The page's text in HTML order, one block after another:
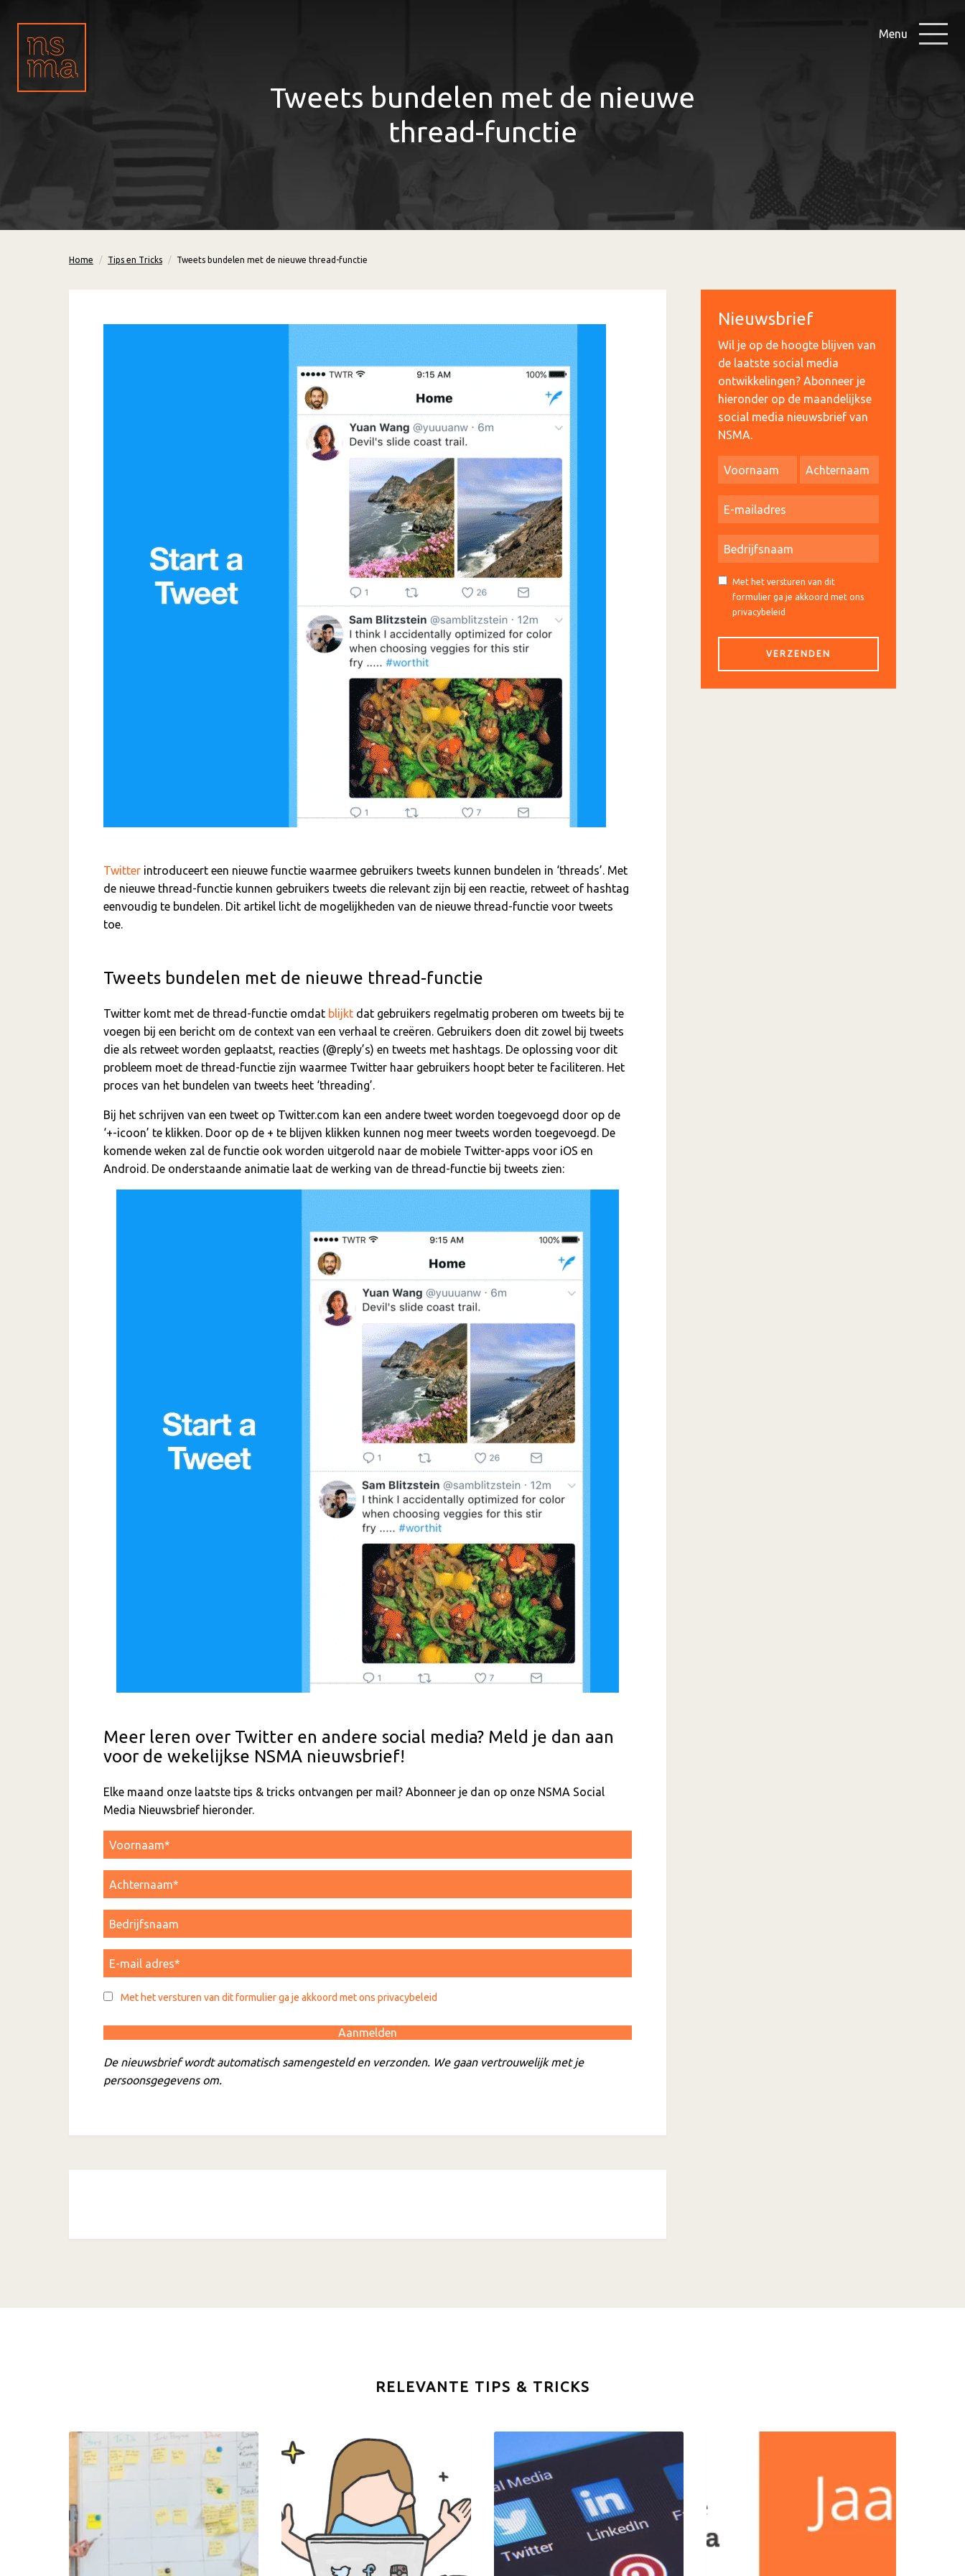
Menu
Tweets bundelen met de nieuwe
thread-functie
Home Tips en Tricks Tweets bundelen met de nieuwe thread-functie
Twitter introduceert een nieuwe functie waarmee gebruikers tweets kunnen bundelen in ‘threads’. Met
de nieuwe thread-functie kunnen gebruikers tweets die relevant zijn bij een reactie, retweet of hashtag
eenvoudig te bundelen. Dit artikel licht de mogelijkheden van de nieuwe thread-functie voor tweets
toe.
Tweets bundelen met de nieuwe thread-functie
Twitter komt met de thread-functie omdat blijkt dat gebruikers regelmatig proberen om tweets bij te
voegen bij een bericht om de context van een verhaal te creëren. Gebruikers doen dit zowel bij tweets
die als retweet worden geplaatst, reacties (@reply’s) en tweets met hashtags. De oplossing voor dit
probleem moet de thread-functie zijn waarmee Twitter haar gebruikers hoopt beter te faciliteren. Het
proces van het bundelen van tweets heet ‘threading’.
Bij het schrijven van een tweet op Twitter.com kan een andere tweet worden toegevoegd door op de
‘+-icoon’ te klikken. Door op de + te blijven klikken kunnen nog meer tweets worden toegevoegd. De
komende weken zal de functie ook worden uitgerold naar de mobiele Twitter-apps voor iOS en
Android. De onderstaande animatie laat de werking van de thread-functie bij tweets zien:
Meer leren over Twitter en andere social media? Meld je dan aan
voor de wekelijkse NSMA nieuwsbrief!
Elke maand onze laatste tips & tricks ontvangen per mail? Abonneer je dan op onze NSMA Social
Media Nieuwsbrief hieronder.
Met het versturen van dit formulier ga je akkoord met ons privacybeleid
De nieuwsbrief wordt automatisch samengesteld en verzonden. We gaan vertrouwelijk met je
persoonsgegevens om.
Nieuwsbrief
Wil je op de hoogte blijven van
de laatste social media
ontwikkelingen? Abonneer je
hieronder op de maandelijkse
social media nieuwsbrief van
NSMA.
Met het versturen van dit
formulier ga je akkoord met ons
privacybeleid
RELEVANTE TIPS & TRICKS